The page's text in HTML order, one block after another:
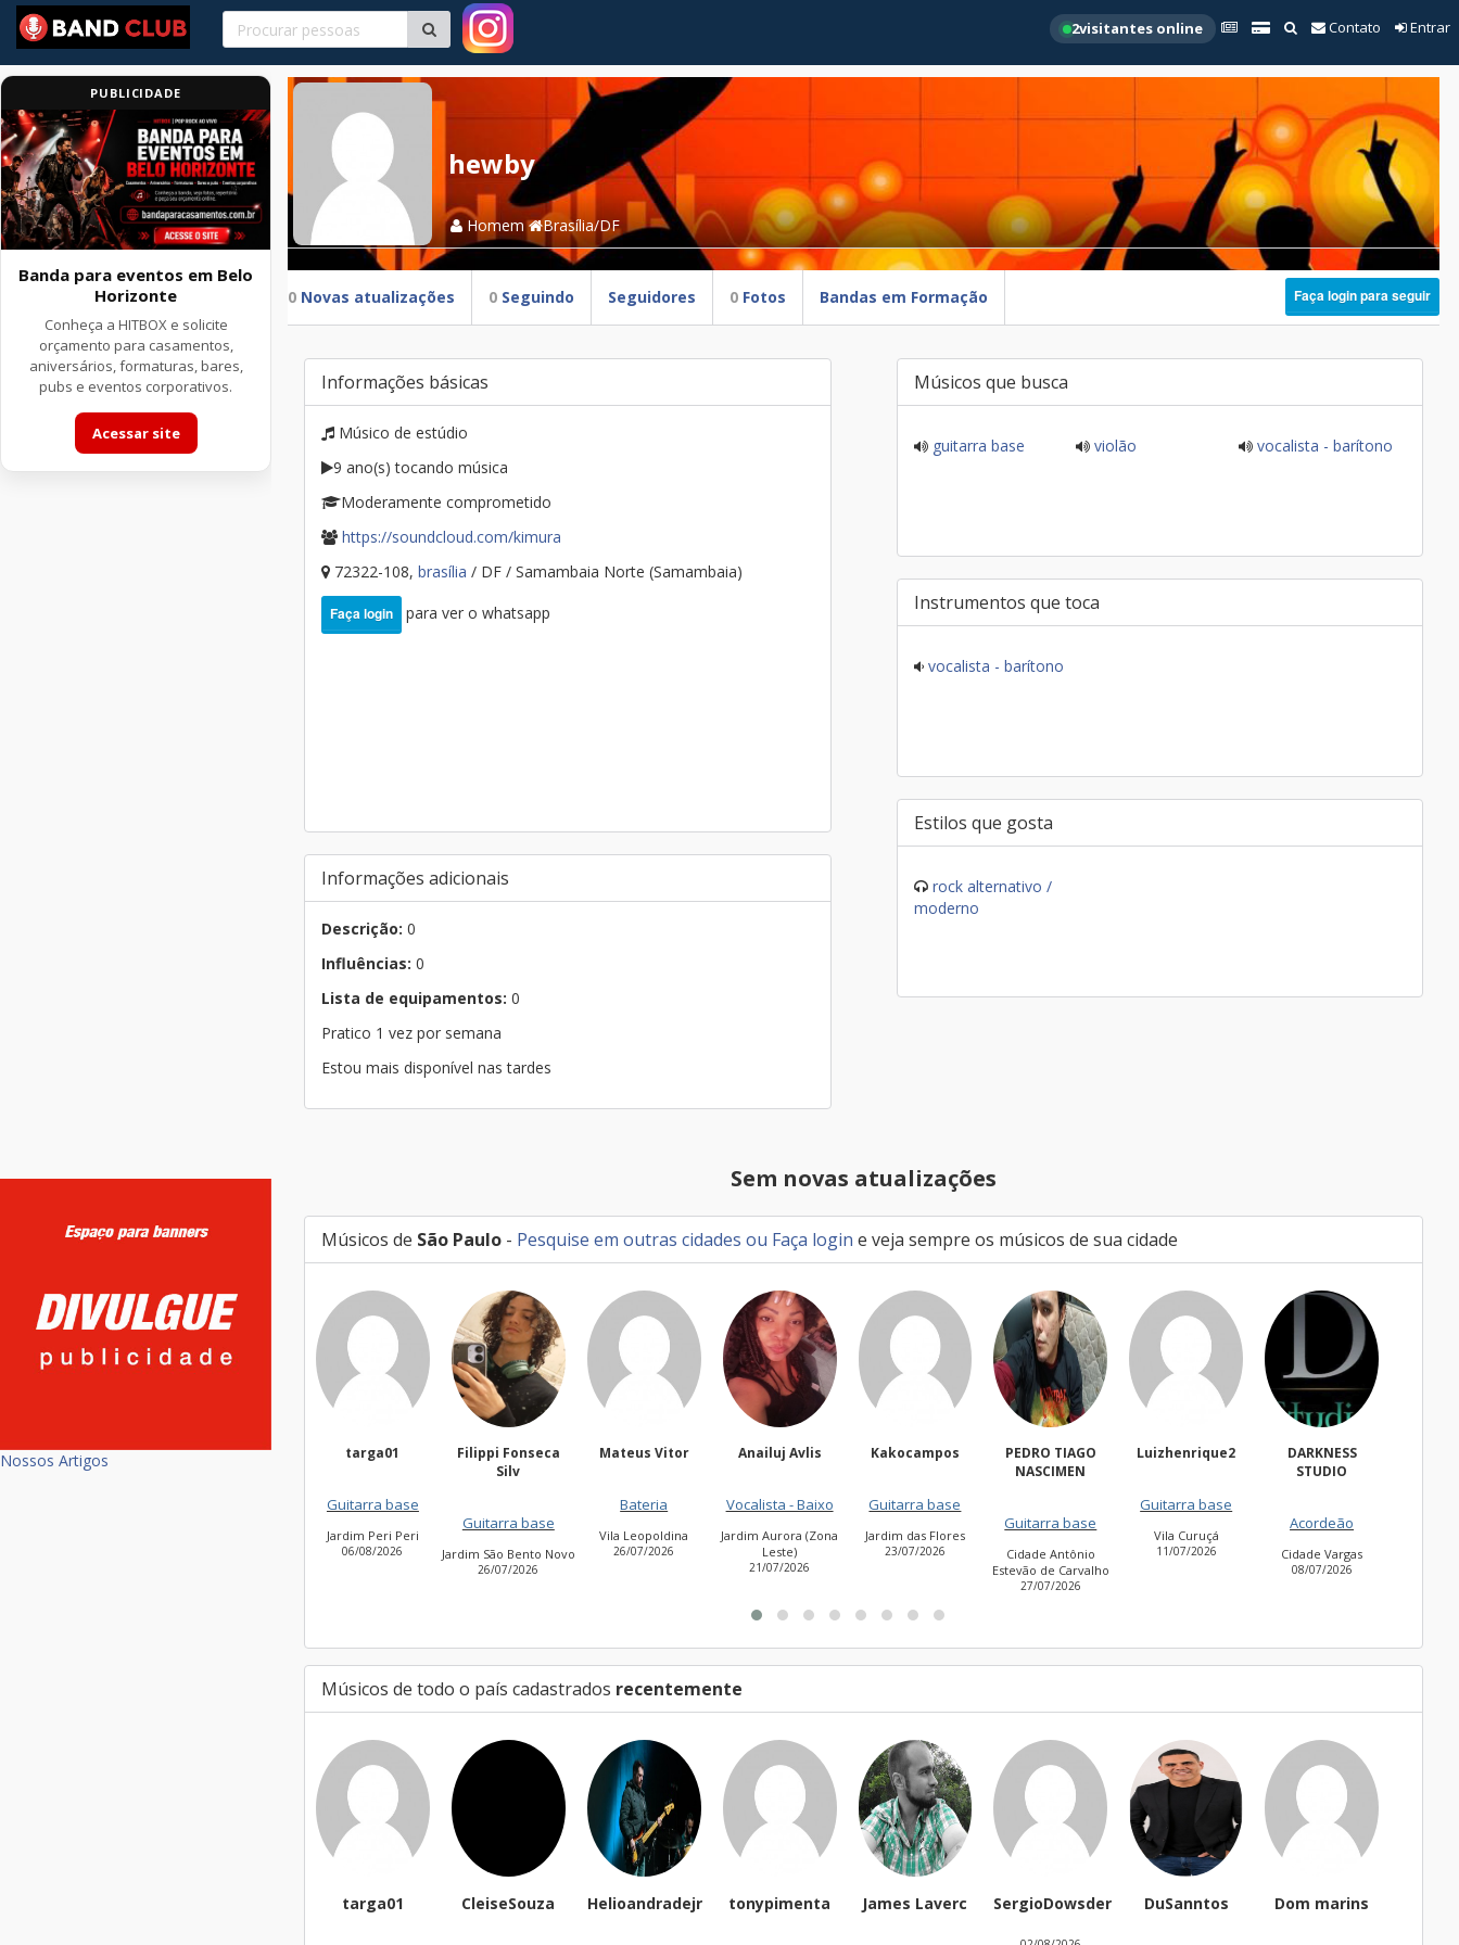
2visitantes online Contato Entrar
PUBLICIDADE
Banda para eventos em Belo
Horizonte
Conheça a HITBOX e solicite
orçamento para casamentos,
aniversários, formaturas, bares,
pubs e eventos corporativos.
Acessar site
Nossos Artigos
hewby
Homem Brasília/DF
0 Novas atualizações 0 Seguindo Seguidores 0 Fotos Bandas em Formação Faça login para seguir
Informações básicas
Músico de estúdio
9 ano(s) tocando música
Moderamente comprometido
https://soundcloud.com/kimura
72322-108, brasília / DF / Samambaia Norte (Samambaia)
Faça login para ver o whatsapp
Informações adicionais
Descrição: 0
Influências: 0
Lista de equipamentos: 0
Pratico 1 vez por semana
Estou mais disponível nas tardes
Músicos que busca
guitarra base violão vocalista - barítono
Instrumentos que toca
vocalista - barítono
Estilos que gosta
rock alternativo /
moderno
Sem novas atualizações
Músicos de São Paulo - Pesquise em outras cidades ou Faça login e veja sempre os músicos de sua cidade
targa01
Filippi Fonseca
Jardim São Bento Novo
Mateus Vitor
Vila Leopoldina
26/07/2026
Anailuj Avlis
Vocalista - Baixo
Jardim Aurora (Zona
Leste)
Kakocampos
Guitarra base
Jardim das Flores
23/07/2026
PEDRO TIAGO
Cidade Antônio
Estevão de Carvalho
Luizhenrique2
Vila Curuçá
11/07/2026
DARKNESS
Cidade Vargas
Bacharell
Cidade Jardim
30/06/2026
Músicos de todo o país cadastrados recentemente
targa01 CleiseSouza Helioandradejr tonypimenta James Laverc SergioDowsder DuSanntos Dom marins